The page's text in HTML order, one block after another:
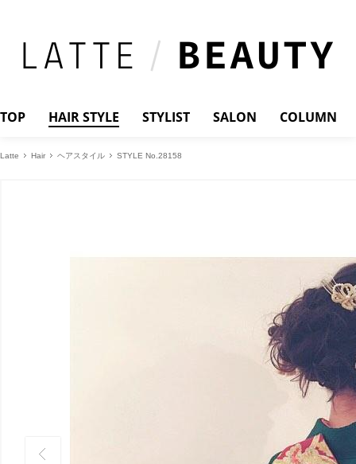
TOP HAIR STYLE STYLIST SALON COLUMN
Latte Hair ヘアスタイル STYLE No.28158